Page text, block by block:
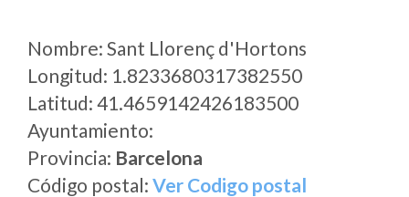
Nombre: Sant Llorenç d'Hortons
Longitud: 1.8233680317382550
Latitud: 41.4659142426183500
Ayuntamiento:
Provincia: Barcelona
Código postal: Ver Codigo postal